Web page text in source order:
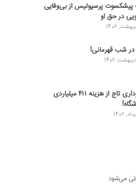
پیشکسوت پرسپولیس از بی‌وفایی
در حق او
شب قهرمانی!
پرده‌برداری تاج از هزینه ۴۱۱ میلیاردی
می‌شود